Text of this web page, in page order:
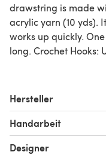
drawstring is made
acrylic yarn (10 yds).
works up quickly. One
long. Crochet Hooks:
Hersteller
Handarbeit
Designer